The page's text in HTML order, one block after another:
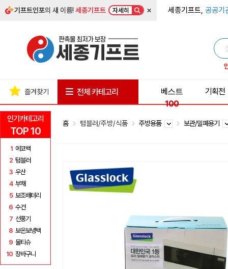
기프트인포의 새 이름!세종기프트 자세히 × 세종기프트, 공공기
인기카테고리
TOP 10
1 에코백
2 텀블러
3 우산
4 부채
5 보조배터리
6 수건
7 선풍기
8 보온보냉백
9 물티슈
10 장바구니
즐겨찾기 전체 카테고리
베스트
100
기획전
홈 텀블러/주방/식품 주방용품 보관/밀폐용기